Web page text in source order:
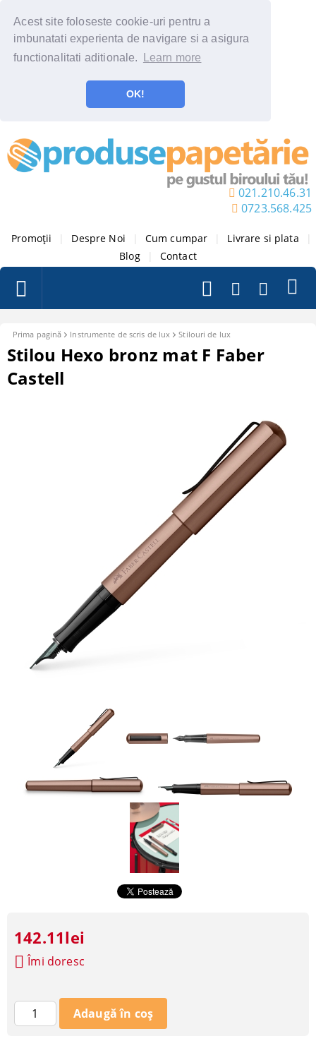
Acest site foloseste cookie-uri pentru a
imbunatati experienta de navigare si a asigura
functionalitati aditionale.
Learn more
OK!
021.210.46.31
0723.568.425
Promoții Despre Noi Cum cumpar Livrare si plata
Blog
Contact
Prima pagină Instrumente de scris de lux Stilouri de lux
Stilou Hexo bronz mat F Faber
Castell
142.11lei
Îmi doresc